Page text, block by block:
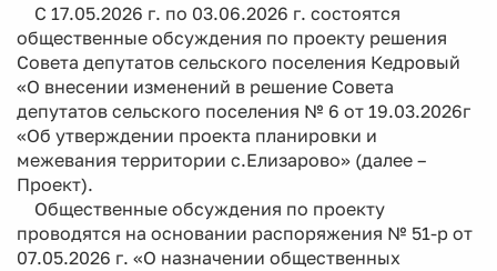
С 17.05.2026 г. по 03.06.2026 г. состоятся
общественные обсуждения по проекту решения
Совета депутатов сельского поселения Кедровый
«О внесении изменений в решение Совета
депутатов сельского поселения № 6 от 19.03.2026г
«Об утверждении проекта планировки и
межевания территории с.Елизарово» (далее –
Проект).
Общественные обсуждения по проекту
проводятся на основании распоряжения № 51-р от
07.05.2026 г. «О назначении общественных